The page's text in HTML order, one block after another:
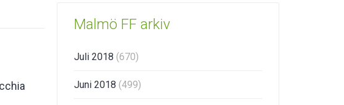
Malmö FF arkiv
Juli 2018 (670)
Juni 2018 (499)